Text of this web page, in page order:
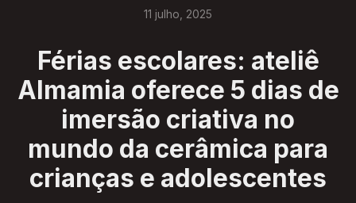
11 julho 2025
Férias escolares: ateliê
Almamia oferece 5 dias de
imersão criativa no
mundo da cerâmica para
crianças e adolescentes